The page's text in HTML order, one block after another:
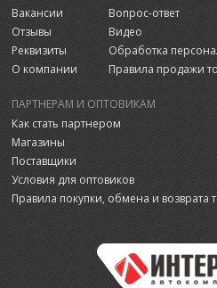
Вакансии
Отзывы
Реквизиты
О компании
Вопрос-ответ
Видео
Обработка
Правила продажи
ПАРТНЕРАМ И ОПТОВИКАМ
Как стать партнером
Магазины
Поставщики
Условия для оптовиков
Правила покупки, обмена и возврата